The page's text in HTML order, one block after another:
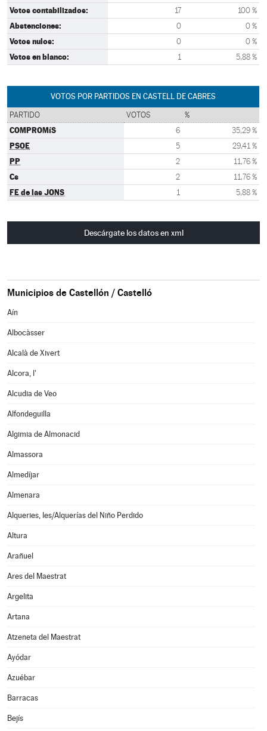
Votos contabilizados: 17 100 %
Abstenciones: 0 0 %
Votos nulos: 0 0 %
Votos en blanco: 1 5,88 %
VOTOS POR PARTIDOS EN CASTELL DE CABRES
PARTIDO VOTOS %
COMPROMíS 6 35,29 %
PSOE 5 29,41 %
PP 2 11,76 %
Cs 2 11,76 %
FE de las JONS 1 5,88 %
Descárgate los datos en xml
Municipios de Castellón / Castelló
Aín
Albocàsser
Alcalà de Xivert
Alcora, l'
Alcudia de Veo
Alfondeguilla
Algimia de Almonacid
Almassora
Almedíjar
Almenara
Alqueries, les/Alquerías del Niño Perdido
Altura
Arañuel
Ares del Maestrat
Argelita
Artana
Atzeneta del Maestrat
Ayódar
Azuébar
Barracas
Bejís